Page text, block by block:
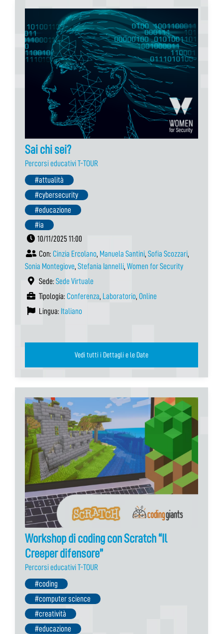
Sai chi sei?
Percorsi educativi T-TOUR
#attualità
#cybersecurity
#educazione
#ia
10/11/2025 11:00
Con: Cinzia Ercolano, Manuela Santini, Sofia Scozzari,
Sonia Montegiove, Stefania Iannelli, Women for Security
Sede: Sede Virtuale
Tipologia: Conferenza, Laboratorio, Online
Lingua: Italiano
Vedi tutti i Dettagli e le Date
Workshop di coding con Scratch “Il
Creeper difensore”
Percorsi educativi T-TOUR
#coding
#computer science
#creatività
#educazione